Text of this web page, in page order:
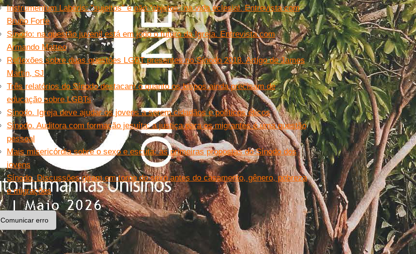
Instrumentum Laboris: "sujeitos" e não "objetos" na vida eclesial. Entrevista com
Bruno Forte
Sínodo: na questão juvenil está em jogo o futuro da Igreja. Entrevista com
Armando Matteo
Reflexões sobre duas questões LGBT presentes no Sínodo 2018. Artigo de James
Martin, SJ
Três relatórios do Sínodo destacam o quanto os bispos ainda precisam de
educação sobre LGBTs
Sínodo. Igreja deve ajudar os jovens a serem cidadãos e políticos éticos
Sínodo. Auditora com formação jesuíta: a justiça para os migrantes é uma questão
pessoal
Mais misericórdia sobre o sexo e escuta: as primeiras propostas do Sínodo dos
jovens
Sínodo. Discussões giram em torno do sexo antes do casamento, gênero, pobreza
e migrações
Comunicar erro